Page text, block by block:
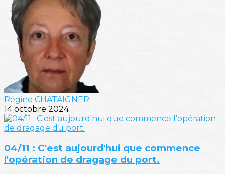
Régine CHATAIGNER
14 octobre 2024
04/11 : C'est aujourd'hui que commence
l'opération de dragage du port.